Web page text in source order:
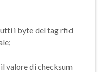
i byte del tag rfid
valore di checksum